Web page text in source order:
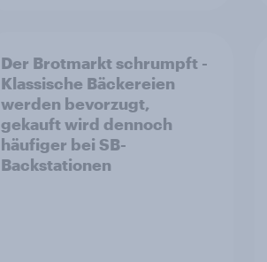
Der Brotmarkt schrumpft -
Klassische Bäckereien
werden bevorzugt,
gekauft wird dennoch
häufiger bei SB-
Backstationen